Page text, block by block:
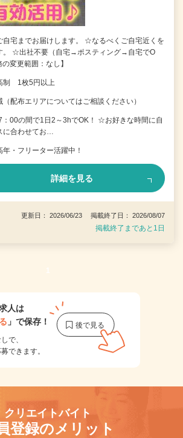
自宅までお届けします。 ☆なるべくご自宅近くを
。 ☆出社不要（自宅→ポスティング→自宅でO
変更範囲：なし】
制 1枚5円以上
（配布エリアについてはご相談ください）
：00の間で1日2～3hでOK！ ☆お好きな時間に自
に合わせてお…
年・フリーター活躍中！
詳細を見る
更新日： 2026/06/23 掲載終了日： 2026/08/07
掲載終了まであと1日
1
人は
」で保存！
で、
できます。
クリエイトバイト
登録のメリット